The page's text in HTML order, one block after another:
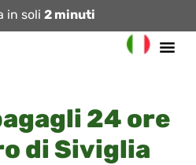
in soli 2 minuti
24 ore
di Siviglia